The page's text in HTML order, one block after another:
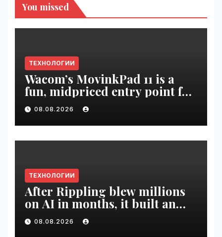
You missed
ТЕХНОЛОГИИ
Wacom’s MovinkPad 11 is a
fun, midpriced entry point for
digital artists | VseTime.ru
08.08.2026
ТЕХНОЛОГИИ
After Rippling blew millions
on AI in months, it built an
employee ROI tool |
VseTime.ru
08.08.2026